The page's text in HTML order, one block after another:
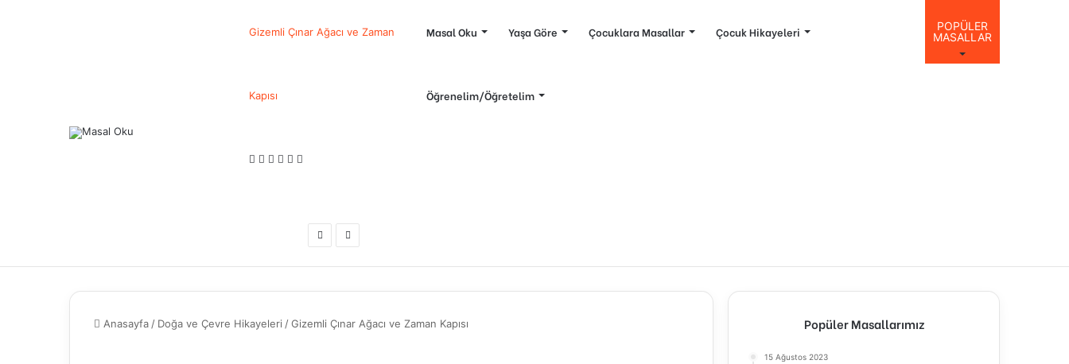
Gizemli Çınar Ağacı ve Zaman
Kapısı
Facebook
Twitter
LinkedIn
Pinterest
Messenger
Messenger
PreviousNext
Masal Oku Yaşa Göre Çocuklara Masallar Çocuk Hikayeleri
Öğrenelim/Öğretelim
POPÜLER
MASALLAR
Anasayfa / Doğa ve Çevre Hikayeleri /Gizemli Çınar Ağacı ve Zaman Kapısı Popüler Masallarımız
15 Ağustos 2023